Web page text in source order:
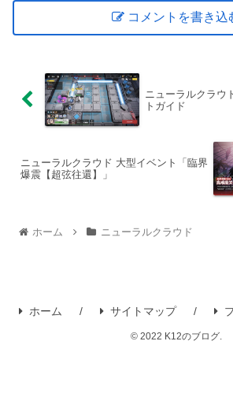
コメントを書き込
ニューラルクラウ
トガイド
ニューラルクラウド 大型イベント「臨界
爆震【超弦往還】」
ホーム ニューラルクラウド
ホーム サイトマップ
© 2022 K12のブログ.